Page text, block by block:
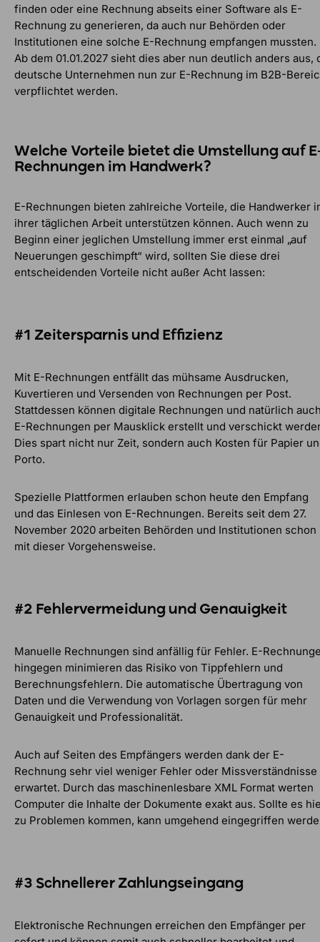
finden oder eine Rechnung abseits einer Software als E-
Rechnung zu generieren, da auch nur Behörden oder
Institutionen eine solche E-Rechnung empfangen mussten.
Ab dem 01.01.2027 sieht dies aber nun deutlich anders aus,
deutsche Unternehmen nun zur E-Rechnung im B2B-
verpflichtet werden.
Welche Vorteile bietet die Umstellung auf
Rechnungen im Handwerk?
E-Rechnungen bieten zahlreiche Vorteile, die Handwerker
ihrer täglichen Arbeit unterstützen können. Auch wenn zu
Beginn einer jeglichen Umstellung immer erst einmal „auf
Neuerungen geschimpft“ wird, sollten Sie diese drei
entscheidenden Vorteile nicht außer Acht lassen:
#1 Zeitersparnis und Effizienz
Mit E-Rechnungen entfällt das mühsame Ausdrucken,
Kuvertieren und Versenden von Rechnungen per Post.
Stattdessen können digitale Rechnungen und natürlich
E-Rechnungen per Mausklick erstellt und verschickt
Dies spart nicht nur Zeit, sondern auch Kosten für Papier
Porto.
Spezielle Plattformen erlauben schon heute den Empfang
und das Einlesen von E-Rechnungen. Bereits seit dem 27.
November 2020 arbeiten Behörden und Institutionen schon
mit dieser Vorgehensweise.
#2 Fehlervermeidung und Genauigkeit
Manuelle Rechnungen sind anfällig für Fehler. E-
hingegen minimieren das Risiko von Tippfehlern und
Berechnungsfehlern. Die automatische Übertragung von
Daten und die Verwendung von Vorlagen sorgen für mehr
Genauigkeit und Professionalität.
Auch auf Seiten des Empfängers werden dank der E-
Rechnung sehr viel weniger Fehler oder Missverständnisse
erwartet. Durch das maschinenlesbare XML Format werten
Computer die Inhalte der Dokumente exakt aus. Sollte es
zu Problemen kommen, kann umgehend eingegriffen
#3 Schnellerer Zahlungseingang
Elektronische Rechnungen erreichen den Empfänger per